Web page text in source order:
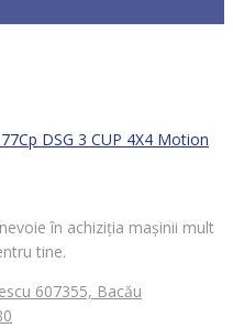
DSG 3 CUP 4X4 Motion
în achiziția mașinii mult
tine.
607355, Bacău